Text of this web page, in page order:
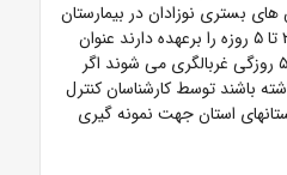
بستری نوزادان در بیمارستان
ها کار نمونه گیری از نوزادان ۳ تا ۵ روزه را برعهده دارند عنوان
کرد: تمام نوزادانی که در ۳ تا ۵ روزگی غربالگری می شوند اگر
باشند توسط کارشناسان کنترل
استان جهت نمونه گیری